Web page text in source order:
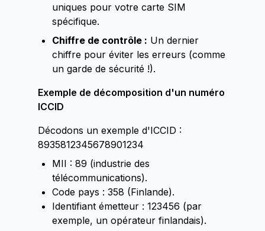
uniques pour votre carte SIM
spécifique.
Chiffre de contrôle : Un dernier
chiffre pour éviter les erreurs (comme
un garde de sécurité !).
Exemple de décomposition d'un numéro
ICCID
Décodons un exemple d'ICCID :
8935812345678901234
MII : 89 (industrie des
télécommunications).
Code pays : 358 (Finlande).
Identifiant émetteur : 123456 (par
exemple, un opérateur finlandais).